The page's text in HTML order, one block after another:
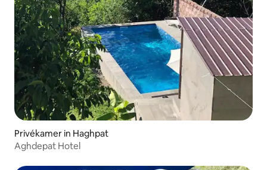
Privékamer in Haghpat
Aghdepat Hotel